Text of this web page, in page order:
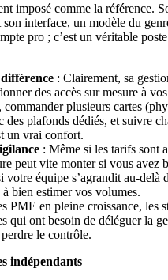
imposé comme la référence.
interface, un modèle du
pro ; c’est un véritable
: Clairement, sa
des accès sur mesure à vos
commander plusieurs cartes
des plafonds dédiés, et suivre
un vrai confort.
: Même si les tarifs sont
peut vite monter si vous avez
votre équipe s’agrandit au-delà
bien estimer vos volumes.
PME en pleine croissance, les
qui ont besoin de déléguer la
perdre le contrôle.
indépendants